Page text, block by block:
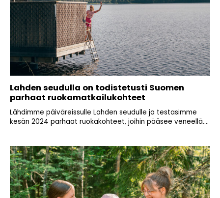
Lahden seudulla on todistetusti Suomen
parhaat ruokamatkailukohteet
Lähdimme päiväreissulle Lahden seudulle ja testasimme
kesän 2024 parhaat ruokakohteet, joihin pääsee veneellä....